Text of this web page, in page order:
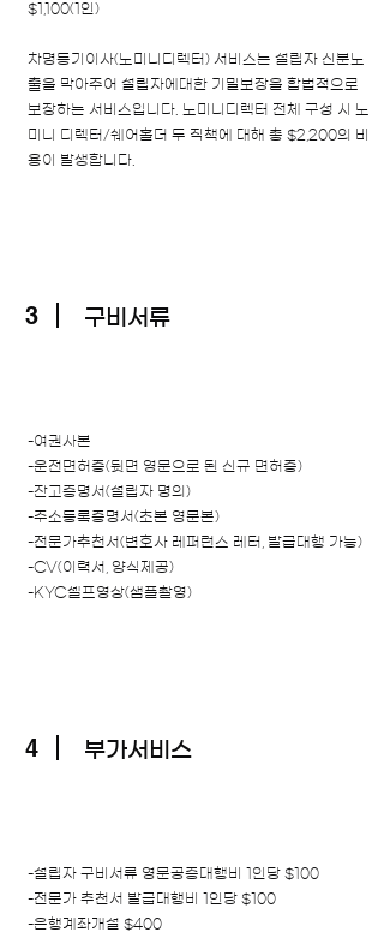
$1,100(1인)
차명등기이사(노미니디렉터) 서비스는 설립자 신분노
출을 막아주어 ​설립자에대한 기밀보장을 합법적으로
보장하는 서비스입니다. 노미니디렉터 전체 구성 시 노
미니 디렉터/쉐어홀더 두 직책에 대해 ​총 $2,200의 비
용이 발생합니다.
3 구비서류
-여권사본
-운전면허증(뒷면 영문으로 된 신규 면허증)
-잔고증명서(설립자 명의)
-주소등록증명서(초본 영문본)
-전문가추천서(변호사 레퍼런스 레터, 발급대행 가능)
-CV(이력서, 양식제공)
-KYC셀프영상(샘플촬영)
4 부가서비스
-설립자 구비서류 영문공증대행비 1인당 $100
-전문가 추천서 발급대행비 1인당 $100
-은행계좌개설 $400